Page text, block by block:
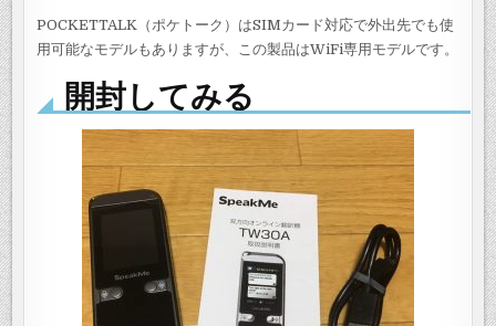
POCKETTALK（ポケトーク）はSIMカード対応で外出先でも使
用可能なモデルもありますが、この製品はWiFi専用モデルです。
開封してみる